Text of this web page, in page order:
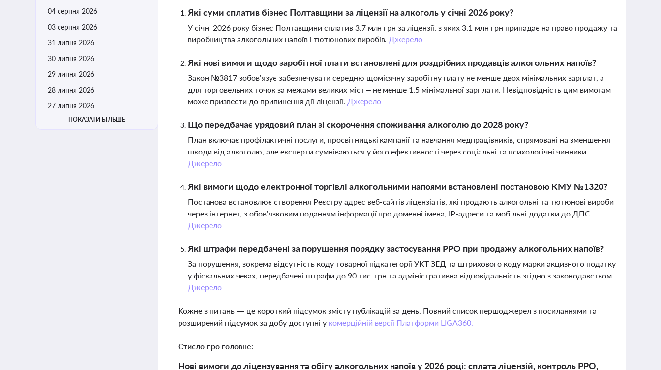
04 серпня 2026
03 серпня 2026
31 липня 2026
30 липня 2026
29 липня 2026
28 липня 2026
27 липня 2026
ПОКАЗАТИ БІЛЬШЕ
Які суми сплатив бізнес Полтавщини за ліцензії на алкоголь у січні 2026 року?
У січні 2026 року бізнес Полтавщини сплатив 3,7 млн грн за ліцензії, з яких 3,1 млн грн припадає на право продажу та
виробництва алкогольних напоїв і тютюнових виробів. Джерело
Які нові вимоги щодо заробітної плати встановлені для роздрібних продавців алкогольних напоїв?
Закон №3817 зобов’язує забезпечувати середню щомісячну заробітну плату не менше двох мінімальних зарплат, а
для торговельних точок за межами великих міст – не менше 1,5 мінімальної зарплати. Невідповідність цим вимогам
може призвести до припинення дії ліцензії. Джерело
Що передбачає урядовий план зі скорочення споживання алкоголю до 2028 року?
План включає профілактичні послуги, просвітницькі кампанії та навчання медпрацівників, спрямовані на зменшення
шкоди від алкоголю, але експерти сумніваються у його ефективності через соціальні та психологічні чинники.
Джерело
Які вимоги щодо електронної торгівлі алкогольними напоями встановлені постановою КМУ №1320?
Постанова встановлює створення Реєстру адрес веб-сайтів ліцензіатів, які продають алкогольні та тютюнові вироби
через інтернет, з обов’язковим поданням інформації про доменні імена, IP-адреси та мобільні додатки до ДПС.
Джерело
Які штрафи передбачені за порушення порядку застосування РРО при продажу алкогольних напоїв?
За порушення, зокрема відсутність коду товарної підкатегорії УКТ ЗЕД та штрихового коду марки акцизного податку
у фіскальних чеках, передбачені штрафи до 90 тис. грн та адміністративна відповідальність згідно з законодавством.
Джерело
Кожне з питань — це короткий підсумок змісту публікацій за день. Повний список першоджерел з посиланнями та
розширений підсумок за добу доступні у комерційній версії Платформи LIGA360.
Стисло про головне:
Нові вимоги до ліцензування та обігу алкогольних напоїв у 2026 році: сплата ліцензій, контроль РРО,